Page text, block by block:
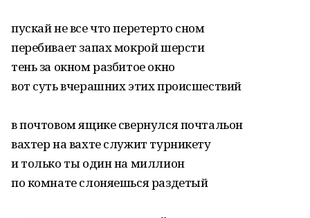
пускай не все что перетерто сном
перебивает запах мокрой шерсти
тень за окном разбитое окно
вот суть вчерашних этих происшествий
в почтовом ящике свернулся почтальон
вахтер на вахте служит турникету
и только ты один на миллион
по комнате слоняешься раздетый